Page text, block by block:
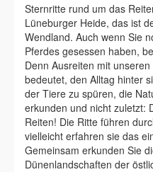
Sternritte rund um das
Lüneburger Heide, das ist
Wendland. Auch wenn Sie
Pferdes gesessen haben,
Denn Ausreiten mit
bedeutet, den Alltag hinter
der Tiere zu spüren, die
erkunden und nicht zuletzt:
Reiten! Die Ritte führen
vielleicht erfahren sie das
Gemeinsam erkunden Sie
Dünenlandschaften der